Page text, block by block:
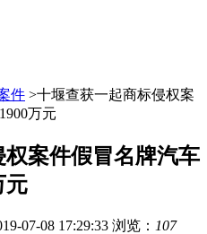
件 >十堰查获一起商标侵权案
万元
案件假冒名牌汽车
元
07-08 17:29:33 浏览： 107